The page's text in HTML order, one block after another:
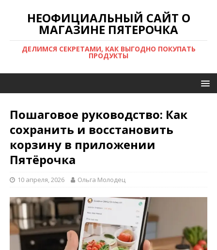
НЕОФИЦИАЛЬНЫЙ САЙТ О
МАГАЗИНЕ ПЯТЕРОЧКА
ДЕЛИМСЯ СЕКРЕТАМИ, КАК ВЫГОДНО ПОКУПАТЬ
ПРОДУКТЫ
Пошаговое руководство: Как
сохранить и восстановить
корзину в приложении
Пятёрочка
10 апреля, 2026 Ольга Молодец